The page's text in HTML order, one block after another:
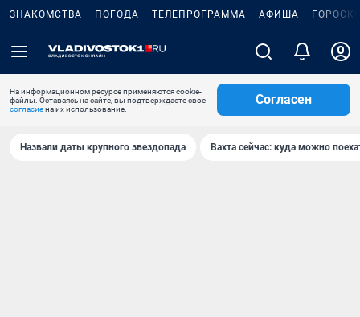
ЗНАКОМСТВА ПОГОДА ТЕЛЕПРОГРАММА АФИША
На информационном ресурсе применяются cookie-
файлы. Оставаясь на сайте, вы подтверждаете свое
согласиена их использование.
Согласен
Назвали даты крупного звездопада Вахта сейчас: куда можно